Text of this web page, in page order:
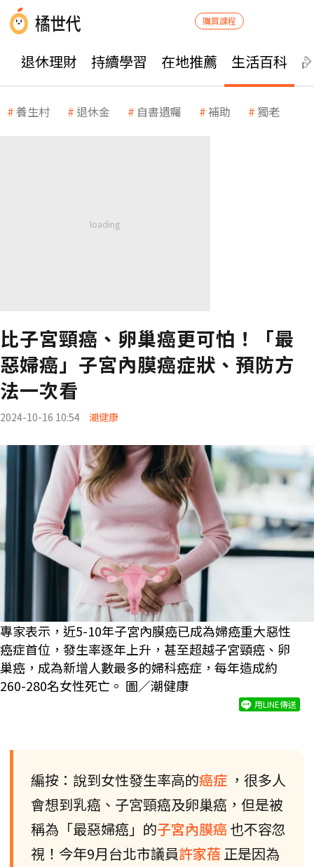
購買課程
退休理財 持續學習 在地推薦 生活百科
養生村 退休金 自書遺囑 補助 獨老
比子宮頸癌、卵巢癌更可怕！「最
惡婦癌」子宮內膜癌症狀、預防方
法一次看
2024-10-16 10:54 潮健康
專家表示，近5-10年子宮內膜癌已成為婦癌重大惡性
癌症首位，發生率逐年上升，甚至超越子宮頸癌、卵
巢癌，成為新增人數最多的婦科癌症，每年造成約
260-280名女性死亡。 圖／潮健康
用LINE傳送
編按：說到女性發生率高的癌症 ，很多人
會想到乳癌、子宮頸癌及卵巢癌，但是被
稱為「最惡婦癌」的子宮內膜癌 也不容忽
視！今年9月台北市議員許家蓓 正是因為